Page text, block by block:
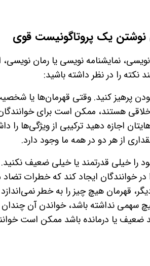
نوشتن یک پروتاگونیست قوی
نویسی، نمایشنامه نویسی یا رمان
نکته را در نظر داشته باشید:
پرهیز کنید. وقتی قهرمان‌ها یا
هستند، ممکن است برای خوانندگان
اجازه دهید ترکیبی از ویژگی‌ها
از هر دو در همه ما وجود دارد.
را خیلی قدرتمند یا خیلی ضعیف نکنید.
خوانندگان ایجاد کند که خطرات تضاد
قهرمان هیچ چیز را به خطر
سهمی نداشته باشد، خواندن آن
یا درمانده باشد ممکن است